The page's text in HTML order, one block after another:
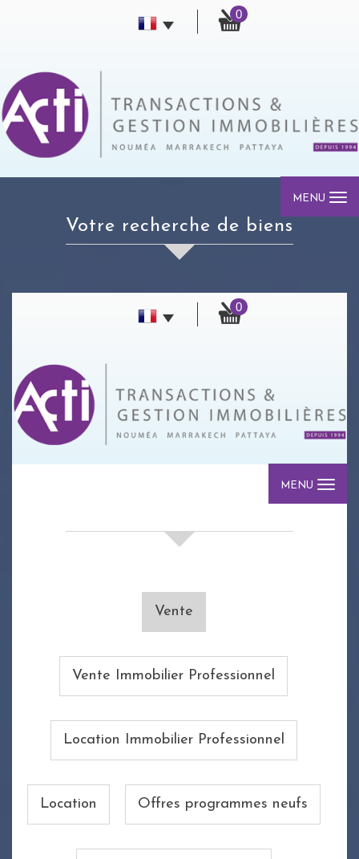
0
MENU
votre recherche de biens
0
MENU
Vente
Vente Immobilier Professionnel
Location Immobilier Professionnel
Location Offres programmes neufs